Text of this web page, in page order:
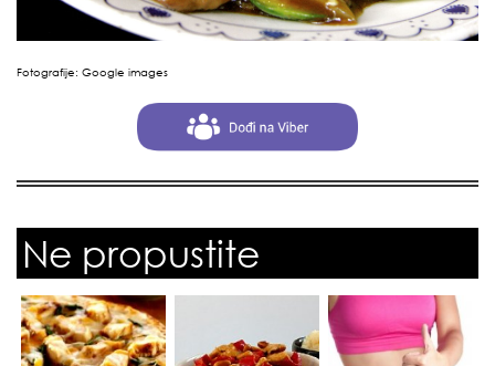
Fotografije: Google images
Ne propustite